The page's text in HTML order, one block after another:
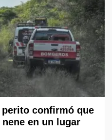
confirmó que
en un lugar